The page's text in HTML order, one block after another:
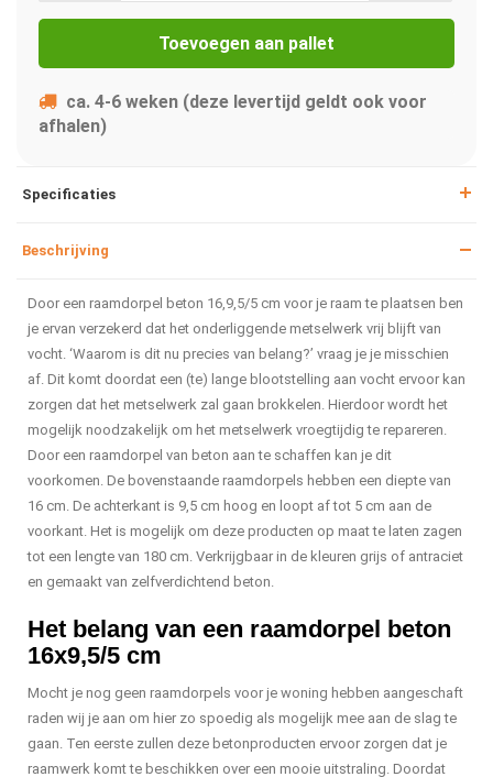
Toevoegen aan pallet
ca. 4-6 weken (deze levertijd geldt ook voor
afhalen)
Specificaties
Beschrijving
Door een raamdorpel beton 16,9,5/5 cm voor je raam te plaatsen ben
je ervan verzekerd dat het onderliggende metselwerk vrij blijft van
vocht. ‘Waarom is dit nu precies van belang?’ vraag je je misschien
af. Dit komt doordat een (te) lange blootstelling aan vocht ervoor kan
zorgen dat het metselwerk zal gaan brokkelen. Hierdoor wordt het
mogelijk noodzakelijk om het metselwerk vroegtijdig te repareren.
Door een raamdorpel van beton aan te schaffen kan je dit
voorkomen. De bovenstaande raamdorpels hebben een diepte van
16 cm. De achterkant is 9,5 cm hoog en loopt af tot 5 cm aan de
voorkant. Het is mogelijk om deze producten op maat te laten zagen
tot een lengte van 180 cm. Verkrijgbaar in de kleuren grijs of antraciet
en gemaakt van zelfverdichtend beton.
Het belang van een raamdorpel beton
16x9,5/5 cm
Mocht je nog geen raamdorpels voor je woning hebben aangeschaft
raden wij je aan om hier zo spoedig als mogelijk mee aan de slag te
gaan. Ten eerste zullen deze betonproducten ervoor zorgen dat je
raamwerk komt te beschikken over een mooie uitstraling. Doordat